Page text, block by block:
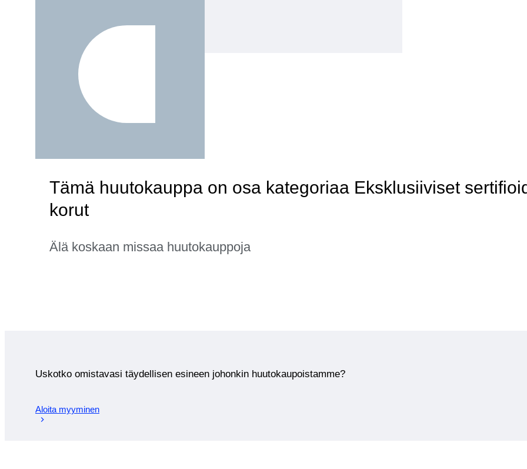
Tämä huutokauppa on osa kategoriaa Eksklusiiviset
korut
Älä koskaan missaa huutokauppoja
Uskotko omistavasi täydellisen esineen johonkin huutokaupoistamme?
Aloita myyminen